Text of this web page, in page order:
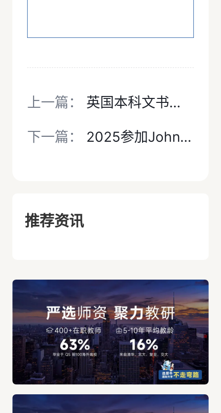
上一篇： 英国本科文书只需答好3个问题？犀牛英本留学帮你精准拿捏PS精髓！
下一篇： 2025参加Johnlocke需要注意什么？入围论文是如何评选出来的？
推荐资讯